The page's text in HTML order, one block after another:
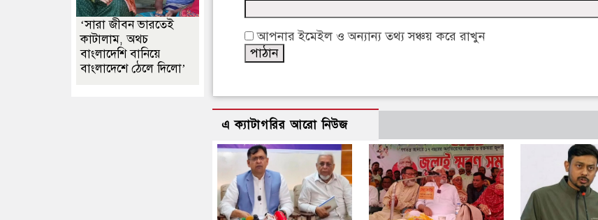
আপনার ইমেইল ও অন্যান্য তথ্য সঞ্চয় করে রাখুন
এ ক্যাটাগরির আরো নিউজ
‘সারা জীবন ভারতেই
কাটালাম, অথচ
বাংলাদেশি বানিয়ে
বাংলাদেশে ঠেলে দিলো’